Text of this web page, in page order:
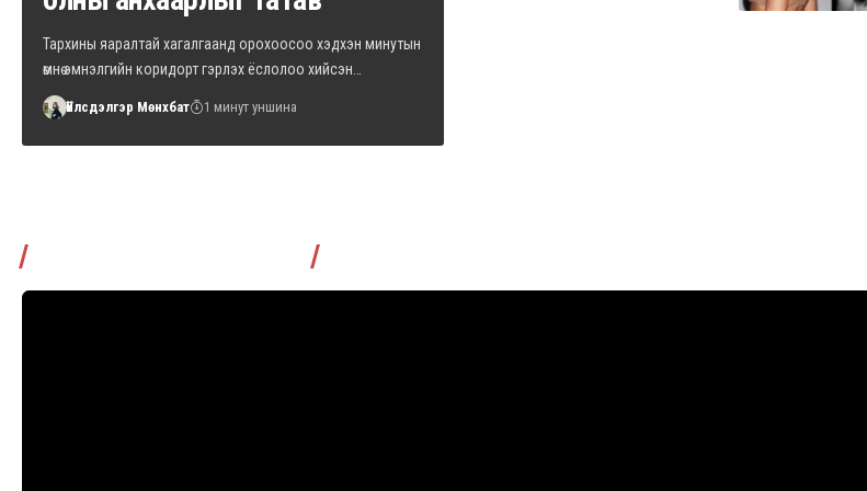
Тархины яаралтай хагалгаанд орохоосоо хэдхэн минутын
өмнө эмнэлгийн коридорт гэрлэх ёслолоо хийсэн…
Үйлсдэлгэр Мөнхбат 1 минут уншина